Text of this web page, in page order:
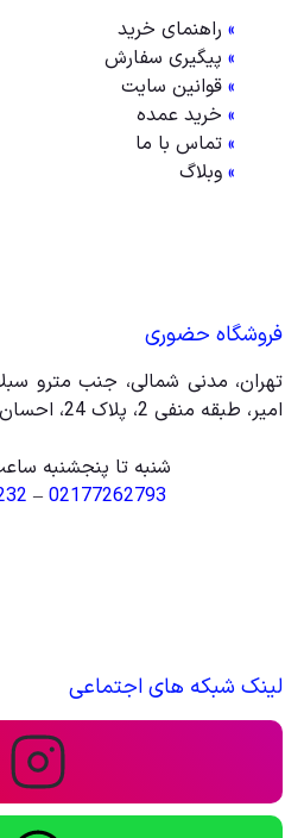
» راهنمای خرید
» پیگیری سفارش
» قوانین سایت
» خرید عمده
» تماس با ما
» وبلاگ
فروشگاه حضوری
تهران، مدنی شمالی، جنب مترو
امیر، طبقه منفی 2، پلاک 24، احسان مارکت
شنبه تا پنجشنبه ساعت 11 الی
02177262793
–
لینک شبکه های اجتماعی